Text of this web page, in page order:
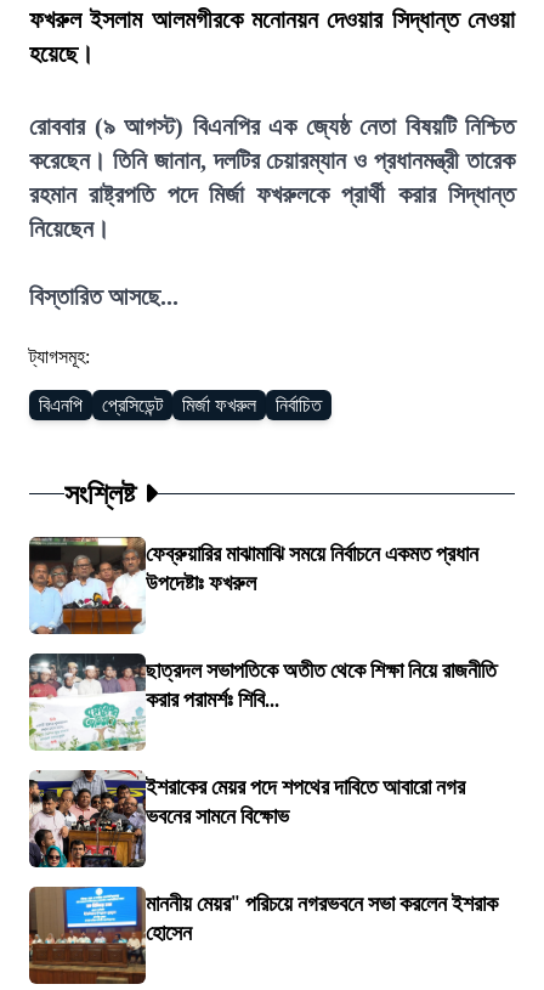
ফখরুল ইসলাম আলমগীরকে মনোনয়ন দেওয়ার সিদ্ধান্ত নেওয়া
হয়েছে।
রোববার (৯ আগস্ট) বিএনপির এক জ্যেষ্ঠ নেতা বিষয়টি নিশ্চিত
করেছেন। তিনি জানান, দলটির চেয়ারম্যান ও প্রধানমন্ত্রী তারেক
রহমান রাষ্ট্রপতি পদে মির্জা ফখরুলকে প্রার্থী করার সিদ্ধান্ত
নিয়েছেন।
বিস্তারিত আসছে...
ট্যাগসমূহ:
বিএনপি প্রেসিডেন্ট মির্জা ফখরুল নির্বাচিত
সংশ্লিষ্ট
ফেব্রুয়ারির মাঝামাঝি সময়ে নির্বাচনে একমত প্রধান
উপদেষ্টাঃ ফখরুল
ছাত্রদল সভাপতিকে অতীত থেকে শিক্ষা নিয়ে রাজনীতি
করার পরামর্শঃ শিবি...
ইশরাকের মেয়র পদে শপথের দাবিতে আবারো নগর
ভবনের সামনে বিক্ষোভ
মাননীয় মেয়র" পরিচয়ে নগরভবনে সভা করলেন ইশরাক
হোসেন